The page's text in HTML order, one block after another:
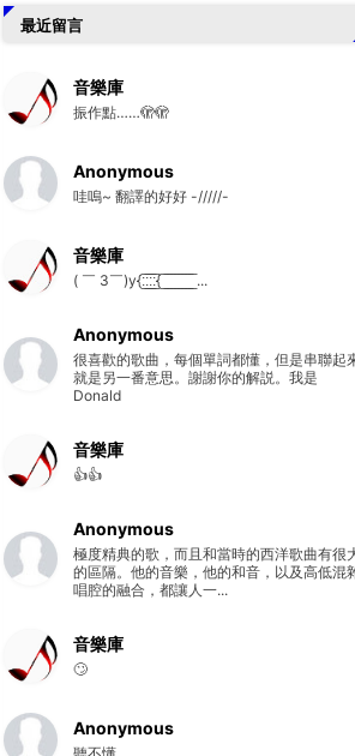
最近留言
音樂庫
振作點……🫣🫣
Anonymous
哇嗚~ 翻譯的好好 -/////-
音樂庫
( ￣ 3￣)y{:̲̅:̲̅:̲̅:̲̅{ ̲̅ ̲̅ ̲̅ ̲̅ ̲̅ ̲̅ ̲̅ ̲̅ ̲̅ ...
Anonymous
很喜歡的歌曲，每個單詞都懂，但是串聯起
就是另一番意思。謝謝你的解説。我是
Donald
音樂庫
👍👍
Anonymous
極度精典的歌，而且和當時的西洋歌曲有很
的區隔。他的音樂，他的和音，以及高低混
唱腔的融合，都讓人一...
音樂庫
🙄
Anonymous